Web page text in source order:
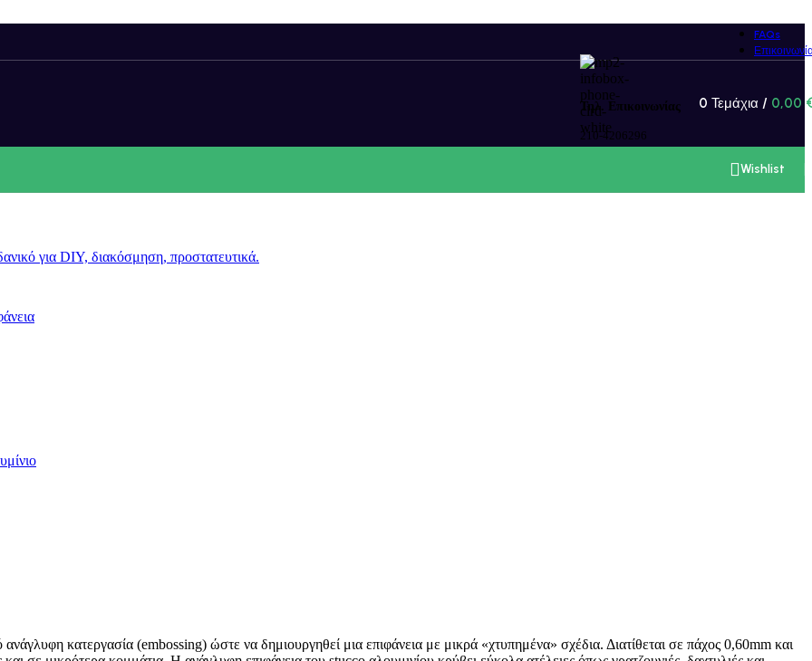
FAQs
Τηλ. Επικοινωνίας
210-4206296
0 Τεμάχια / 0,00
Wishlist
κατεργασία (embossing) ώστε να δημιουργηθεί μια επιφάνεια με μικρά «χτυπημένα» σχέδια. Διατίθεται σε πάχος 0,60mm και
εξυπηρέτησή σας, όλες οι παραγγελίες γίνονται τηλεφωνικά (210.4206296 / 07.30 - 15.00) ή ηλεκτρονικά στο email
Ok